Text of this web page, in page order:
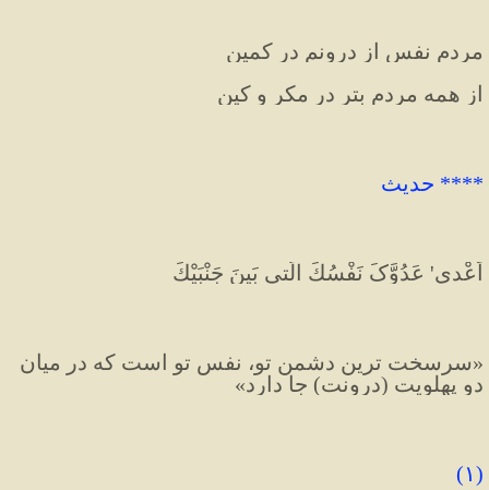
مردم نفس از درونم در کمین
از همه مردم بتر در مکر و کین
**** حدیث
اَعْدی' عَدُوَّکَ نَفْسُكَ الَّتی بَینَ جَنْبَیْكَ
دو پهلویت (درونت) جا دارد»
(۱)